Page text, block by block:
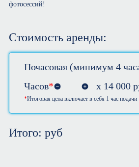
фотосессий!
Стоимость аренды:
Почасовая (минимум 4
Часов* х 14 000
Итоговая цена включает в себя 1 час подачи
Итого: руб